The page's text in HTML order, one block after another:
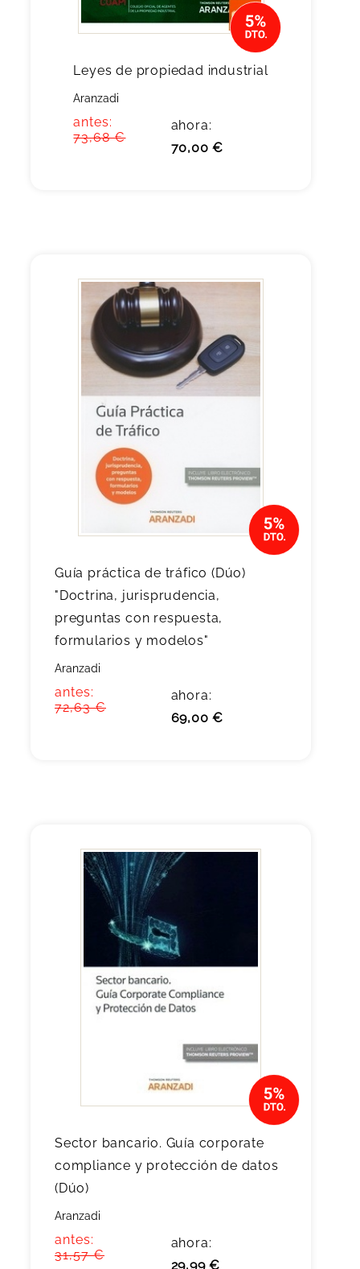
Leyes de propiedad industrial
Aranzadi
antes:
73,68 €
ahora:
70,00 €
Guía práctica de tráfico (Dúo)
"Doctrina, jurisprudencia,
preguntas con respuesta,
formularios y modelos"
Aranzadi
antes:
72,63 €
ahora:
69,00 €
Sector bancario. Guía corporate
compliance y protección de datos
(Dúo)
Aranzadi
antes:
31,57 €
ahora:
29,99 €